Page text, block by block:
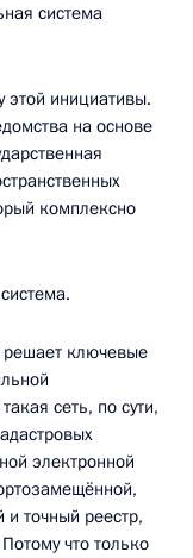
система
этой инициативы.
на основе
комплексно
ключевые
сеть, по сути,
электронной
точный реестр,
что только